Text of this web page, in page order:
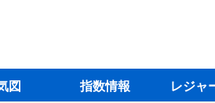
図 指数情報 レジャ